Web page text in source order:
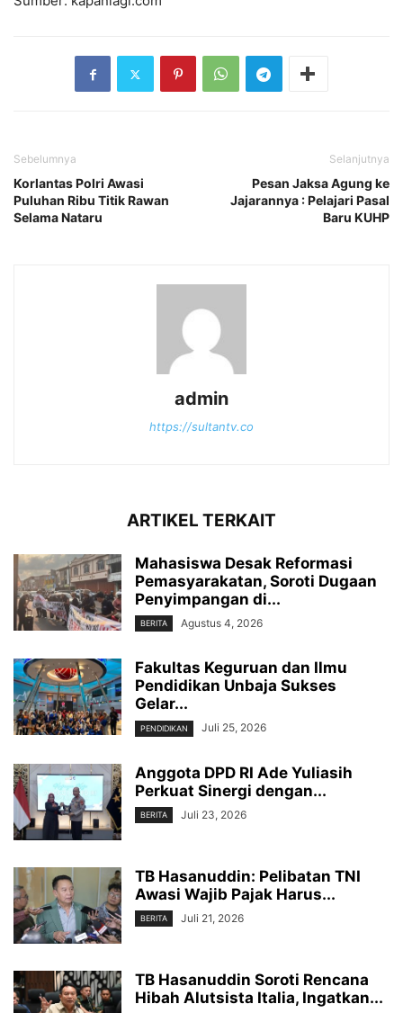
Sebelumnya
Korlantas Polri Awasi
Puluhan Ribu Titik Rawan
Selama Nataru
Selanjutnya
Pesan Jaksa Agung ke
Jajarannya : Pelajari Pasal
Baru KUHP
admin
https://sultantv.co
ARTIKEL TERKAIT
Mahasiswa Desak Reformasi
Pemasyarakatan, Soroti Dugaan
Penyimpangan di...
BERITA Agustus 4, 2026
Fakultas Keguruan dan Ilmu
Pendidikan Unbaja Sukses
Gelar...
PENDIDIKAN Juli 25, 2026
Anggota DPD RI Ade Yuliasih
Perkuat Sinergi dengan...
BERITA Juli 23, 2026
TB Hasanuddin: Pelibatan TNI
Awasi Wajib Pajak Harus...
BERITA Juli 21, 2026
TB Hasanuddin Soroti Rencana
Hibah Alutsista Italia, Ingatkan...